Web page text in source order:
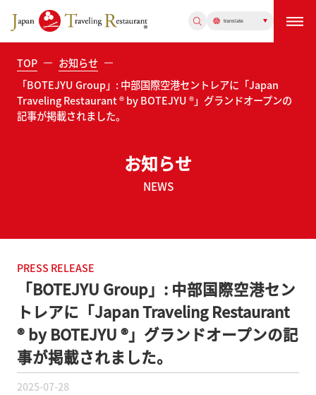
TOP
お知らせ
「BOTEJYU Group」: 中部国際空港セントレアに「Japan
Traveling Restaurant ® by BOTEJYU ®」グランドオープンの
記事が掲載されました。
お知らせ
NEWS
PRESS RELEASE
「BOTEJYU Group」: 中部国際空港セン
トレアに「Japan Traveling Restaurant
® by BOTEJYU ®」グランドオープンの記
事が掲載されました。
2025-07-28